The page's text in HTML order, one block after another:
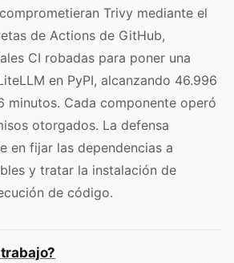
Trivy mediante el
de Actions de GitHub,
CI robadas para poner una
en PyPI, alcanzando 46.996
minutos. Cada componente operó
otorgados. La defensa
en fijar las dependencias a
y tratar la instalación de
de código.